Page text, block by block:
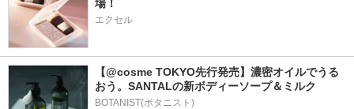
場！
エクセル
【@cosme TOKYO先行発売】濃密オイルでうる
おう。SANTALの新ボディーソープ＆ミルク
BOTANIST(ボタニスト)